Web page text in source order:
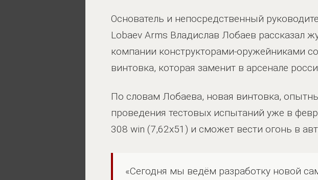
Основатель и непосредственный
Lobaev Arms Владислав Лобаев рассказал
компании конструкторами-оружейниками
винтовка, которая заменит в арсенале
По словам Лобаева, новая винтовка,
проведения тестовых испытаний уже в
308 win (7,62x51) и сможет вести огонь в
«Сегодня мы ведём разработку новой